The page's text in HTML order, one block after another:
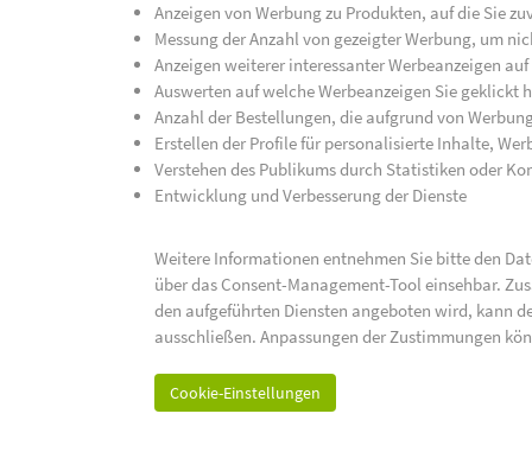
Anzeigen von Werbung zu Produkten, auf die Sie
Messung der Anzahl von gezeigter Werbung, um
Anzeigen weiterer interessanter Werbeanzeigen
Auswerten auf welche Werbeanzeigen Sie geklickt
Anzahl der Bestellungen, die aufgrund von
Erstellen der Profile für personalisierte Inhalte,
Verstehen des Publikums durch Statistiken oder
Entwicklung und Verbesserung der Dienste
Weitere Informationen entnehmen Sie bitte den
über das Consent-Management-Tool einsehbar.
den aufgeführten Diensten angeboten wird, kann
ausschließen. Anpassungen der Zustimmungen
Cookie-Einstellungen